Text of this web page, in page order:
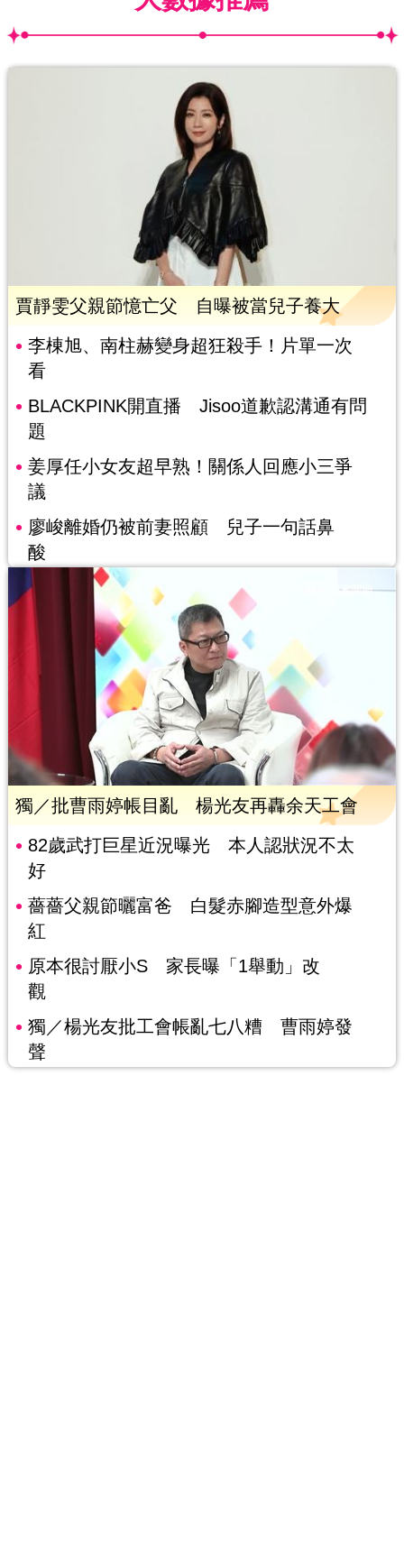
賈靜雯父親節憶亡父 自曝被當兒子養大
李棟旭、南柱赫變身超狂殺手！片單一次
看
BLACKPINK開直播 Jisoo道歉認溝通有問
題
姜厚任小女友超早熟！關係人回應小三爭
議
廖峻離婚仍被前妻照顧 兒子一句話鼻
酸
獨／批曹雨婷帳目亂 楊光友再轟余天工會
82歲武打巨星近況曝光 本人認狀況不太
好
薔薔父親節曬富爸 白髮赤腳造型意外爆
紅
原本很討厭小S 家長曝「1舉動」改
觀
獨／楊光友批工會帳亂七八糟 曹雨婷發
聲